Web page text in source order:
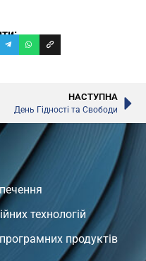
НАСТУПНА
День Гідності та Свободи
технологій
продуктів